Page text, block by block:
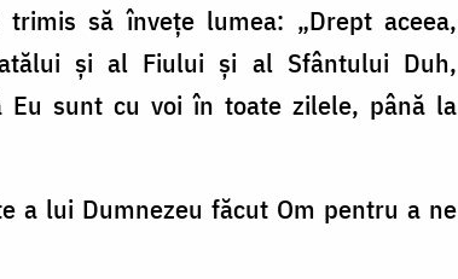
să învețe lumea: „Drept aceea,
și al Fiului și al Sfântului Duh,
Eu sunt cu voi în toate zilele, până la
a lui Dumnezeu făcut Om pentru a ne